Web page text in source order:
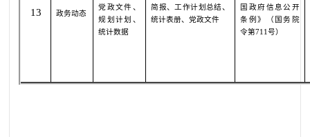
13 政务动态
党政文件、
规划计划、
统计数据
简报、 工作计划 总结、
统计表册、党政文件
国政府信息公开
条例》（国务院
令第711号）